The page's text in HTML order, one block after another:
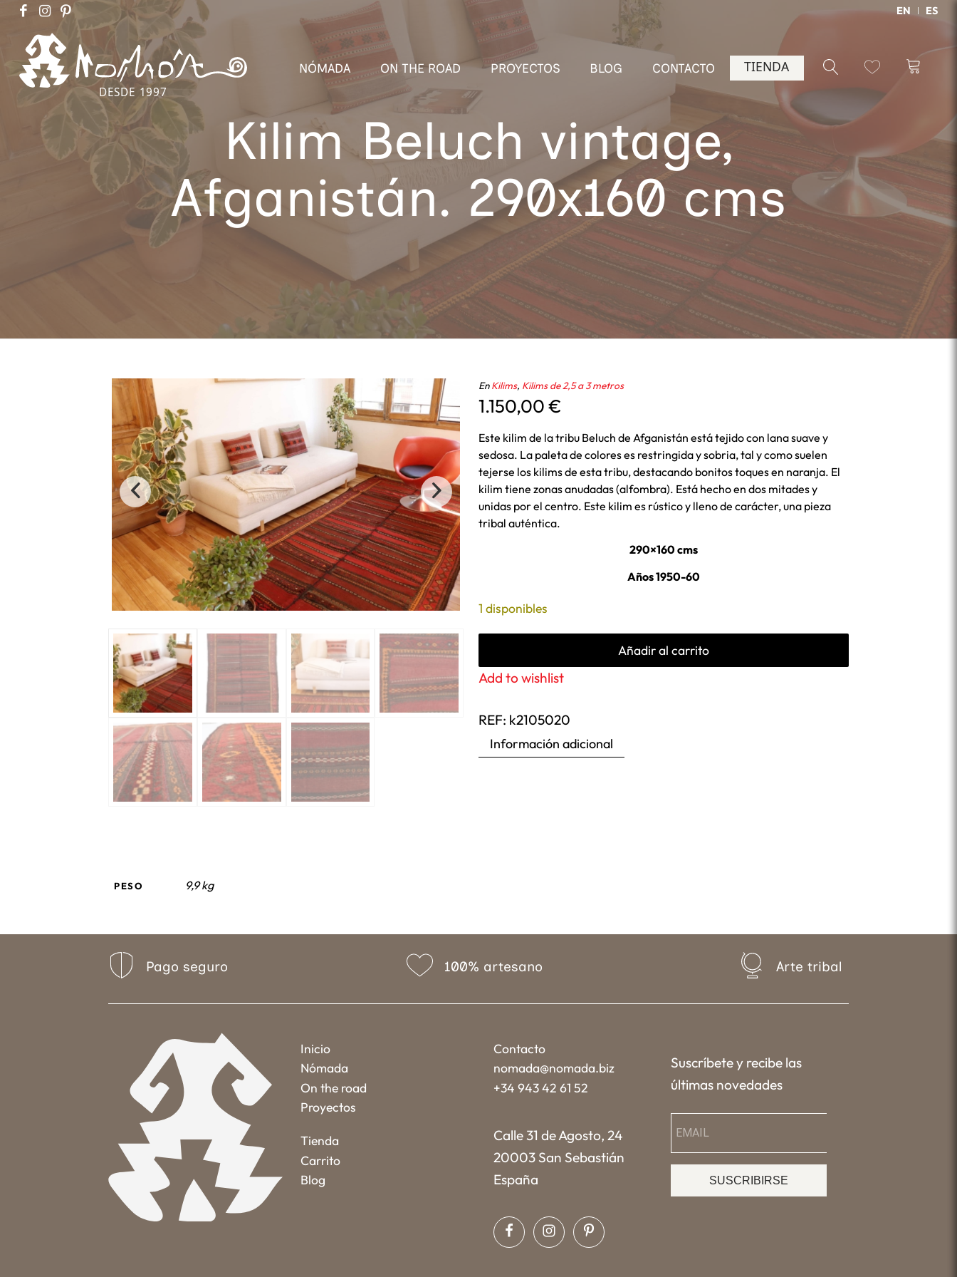
EN ES
DESDE 1997
NÓMADA ON THE ROAD PROYECTOS BLOG CONTACTO TIENDA
Kilim Beluch vintage,
Afganistán. 290x160 cms
EnKilims, Kilims de 2,5 a 3 metros
1.150,00€
Este kilim de la tribu Beluch de Afganistán está tejido con lana suave y
sedosa. La paleta de colores es restringida y sobria, tal y como suelen
tejerse los kilims de esta tribu, destacando bonitos toques en naranja. El
kilim tiene zonas anudadas (alfombra). Está hecho en dos mitades y
unidas por el centro. Este kilim es rústico y lleno de carácter, una pieza
tribal auténtica.
290×160 cms
Años 1950-60
1 disponibles
Añadir al carrito
Add to wishlist
REF: k2105020
Información adicional
PESO 9,9 kg
Pago seguro 100% artesano Arte tribal
Inicio
Nómada
On the road
Proyectos
Tienda
Carrito
Blog
Contacto
nomada@nomada.biz
+34 943 42 61 52
Calle 31 de Agosto, 24
20003 San Sebastián
España
Suscríbete y recibe las
últimas novedades
SUSCRIBIRSE